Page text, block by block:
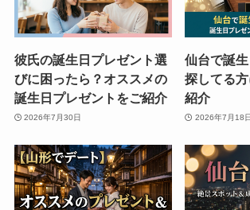
彼氏の誕生日プレゼント選
びに困ったら？オススメの
誕生日プレゼントをご紹介
2026年7月30日
仙台で誕
探してる
紹介
2026年7月18日